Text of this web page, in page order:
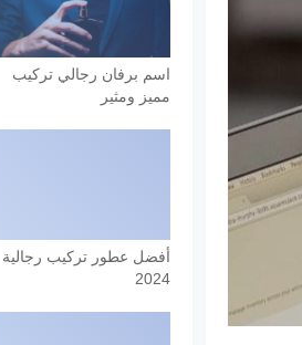
اسم برفان رجالي تركيب
مميز ومثير
أفضل عطور تركيب رجالية
2024